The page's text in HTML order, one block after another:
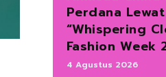
Perdana
“Whispering
Fashion Week
4 Agustus 2026